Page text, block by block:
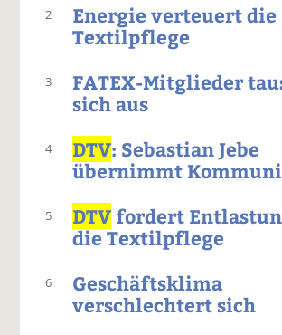
2
Energie verteuert die
Textilpflege
3
FATEX-Mitglieder
sich aus
4 DTV: Sebastian Jebe
übernimmt
5 DTVfordert
die Textilpflege
6
Geschäftsklima
verschlechtert sich